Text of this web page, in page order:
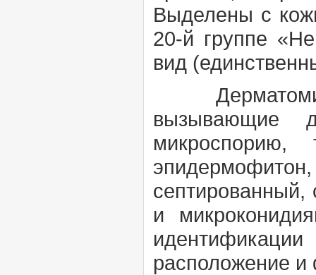
Выделены с
20-й группе
вид
вызывающие
микроспорию,
и
расположение